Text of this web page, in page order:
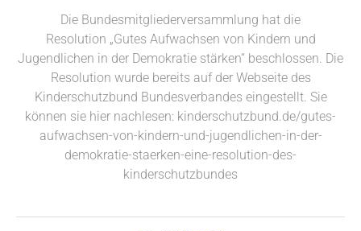
Die Bundesmitgliederversammlung hat die
Resolution „Gutes Aufwachsen von Kindern und
Jugendlichen in der Demokratie stärken“ beschlossen. Die
Resolution wurde bereits auf der Webseite des
Kinderschutzbund Bundesverbandes eingestellt. Sie
können sie hier nachlesen: kinderschutzbund.de/gutes-
aufwachsen-von-kindern-und-jugendlichen-in-der-
demokratie-staerken-eine-resolution-des-
kinderschutzbundes